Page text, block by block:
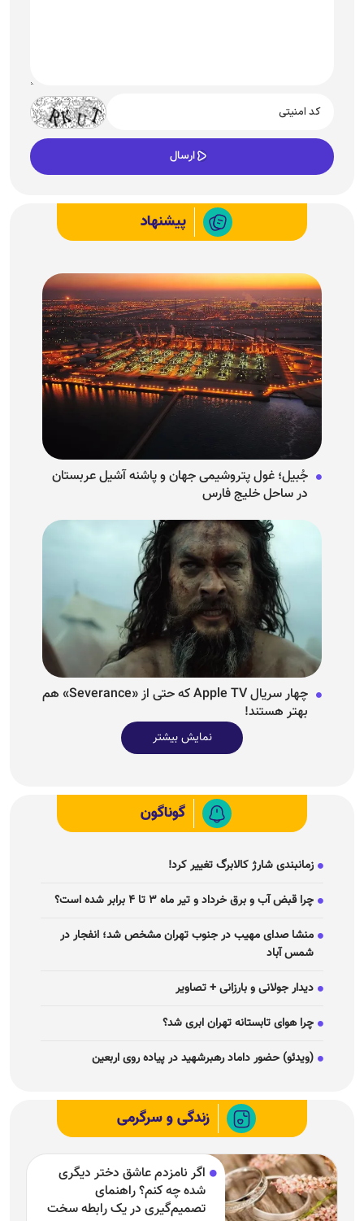
پیشنهاد
جُبیل؛ غول پتروشیمی جهان و پاشنه آشیل عربستان
در ساحل خلیج فارس
چهار سریال Apple TV که حتی از «Severance» هم
بهتر هستند!
نمایش بیشتر
گوناگون
زمانبندی شارژ کالابرگ تغییر کرد!
چرا قبض آب و برق خرداد و تیر ماه ۳ تا ۴ برابر شده است؟
منشا صدای مهیب در جنوب تهران مشخص شد؛ انفجار در
شمس آباد
دیدار جولانی و بارزانی + تصاویر
چرا هوای تابستانه تهران ابری شد؟
(ویدئو) حضور داماد رهبرشهید در پیاده روی اربعین
زندگی و سرگرمی
اگر نامزدم عاشق دختر دیگری
شده چه کنم؟ راهنمای
تصمیم‌گیری در یک رابطه سخت